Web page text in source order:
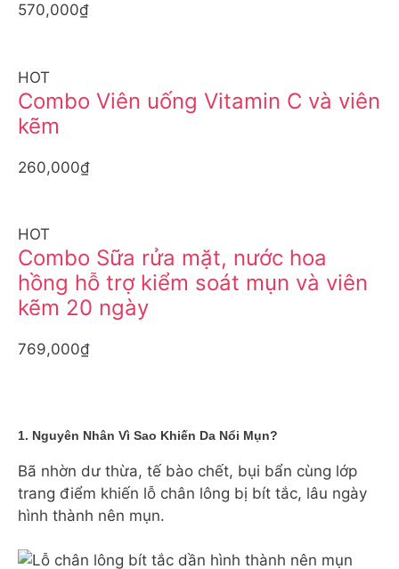
570,000₫
HOT
Combo Viên uống Vitamin C và viên
kẽm
260,000₫
HOT
Combo Sữa rửa mặt, nước hoa
hồng hỗ trợ kiểm soát mụn và viên
kẽm 20 ngày
769,000₫
1. Nguyên Nhân Vì Sao Khiến Da Nổi Mụn?
Bã nhờn dư thừa, tế bào chết, bụi bẩn cùng lớp
trang điểm khiến lỗ chân lông bị bít tắc, lâu ngày
hình thành nên mụn.